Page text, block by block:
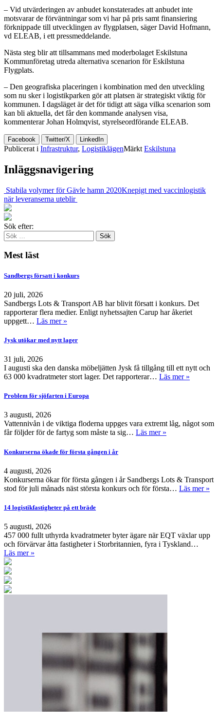
– Vid utvärderingen av anbudet konstaterades att anbudet inte
motsvarar de förväntningar som vi har på pris samt finansiering
förknippade till utvecklingen av flygplatsen, säger David Hofmann,
vd ELEAB, i ett pressmeddelande.
Nästa steg blir att tillsammans med moderbolaget Eskilstuna
Kommunföretag utreda alternativa scenarion för Eskilstuna
Flygplats.
– Den geografiska placeringen i kombination med den utveckling
som nu sker i logistikparken gör att platsen är strategiskt viktig för
kommunen. I dagsläget är det för tidigt att säga vilka scenarion som
kan bli aktuella, det får den kommande analysen visa,
kommenterar Johan Holmqvist, styrelseordförande ELEAB.
Facebook Twitter/X LinkedIn
Publicerat i Infrastruktur, LogistiklägenMärkt Eskilstuna
Inläggsnavigering
Stabila volymer för Gävle hamn 2020Knepigt med vaccinlogistik
när leveranserna uteblir
Sök efter:
Mest läst
Sandbergs försatt i konkurs
20 juli, 2026
Sandbergs Lots & Transport AB har blivit försatt i konkurs. Det
rapporterar flera medier. Enligt nyhetssajten Carup har åkeriet
uppgett… Läs mer »
Jysk utökar med nytt lager
31 juli, 2026
I augusti ska den danska möbeljätten Jysk få tillgång till ett nytt och
63 000 kvadratmeter stort lager. Det rapporterar… Läs mer »
Problem för sjöfarten i Europa
3 augusti, 2026
Vattennivån i de viktiga floderna uppges vara extremt låg, något som
får följder för de fartyg som måste ta sig… Läs mer »
Konkurserna ökade för första gången i år
4 augusti, 2026
Konkurserna ökar för första gången i år Sandbergs Lots & Transport
stod för juli månads näst största konkurs och för första… Läs mer »
14 logistikfastigheter på ett bräde
5 augusti, 2026
457 000 fullt uthyrda kvadratmeter byter ägare när EQT växlar upp
och förvärvar åtta fastigheter i Storbritannien, fyra i Tyskland…
Läs mer »